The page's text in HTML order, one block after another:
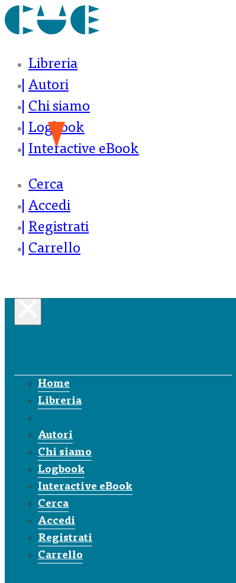
Libreria
Autori
Chi siamo
Logbook
Interactive eBook
Cerca
Accedi
Registrati
Carrello
Home
Libreria
Autori
Chi siamo
Logbook
Interactive eBook
Cerca
Accedi
Registrati
Carrello